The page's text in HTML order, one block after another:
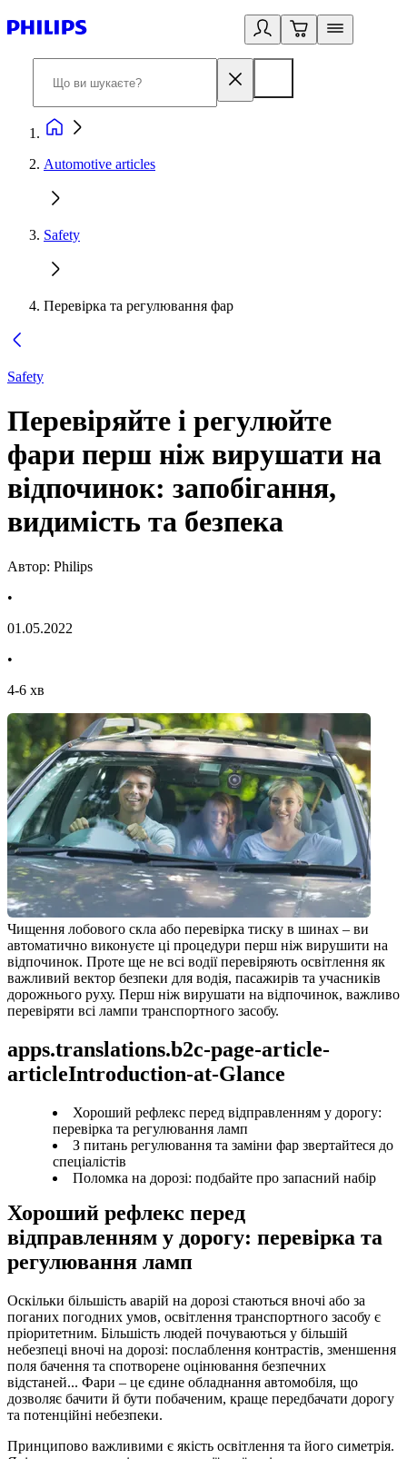
Automotive articles
Safety
Перевірка та регулювання фар
Safety
Перевіряйте і регулюйте
фари перш ніж вирушати на
відпочинок: запобігання,
видимість та безпека
Автор: Philips
•
01.05.2022
•
4-6 хв
Чищення лобового скла або перевірка тиску в шинах – ви
автоматично виконуєте ці процедури перш ніж вирушити на
відпочинок. Проте ще не всі водії перевіряють освітлення як
важливий вектор безпеки для водія, пасажирів та учасників
дорожнього руху. Перш ніж вирушати на відпочинок, важливо
перевіряти всі лампи транспортного засобу.
apps.translations.b2c-page-article-
articleIntroduction-at-Glance
Хороший рефлекс перед відправленням у дорогу:
перевірка та регулювання ламп
З питань регулювання та заміни фар звертайтеся до
спеціалістів
Поломка на дорозі: подбайте про запасний набір
Хороший рефлекс перед
відправленням у дорогу: перевірка та
регулювання ламп
Оскільки більшість аварій на дорозі стаються вночі або за
поганих погодних умов, освітлення транспортного засобу є
пріоритетним. Більшість людей почуваються у більшій
небезпеці вночі на дорозі: послаблення контрастів, зменшення
поля бачення та спотворене оцінювання безпечних
відстаней... Фари – це єдине обладнання автомобіля, що
дозволяє бачити й бути побаченим, краще передбачати дорогу
та потенційні небезпеки.
Принципово важливими є якість освітлення та його симетрія.